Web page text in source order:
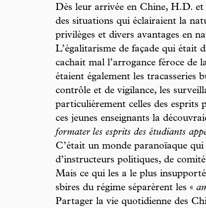
Dès leur arrivée en Chine, H.D. et
des situations qui éclairaient la
privilèges et divers avantages en
L’égalitarisme de façade qui était
cachait mal l’arrogance féroce de
étaient également les tracasseries
contrôle et de vigilance, les
particulièrement celles des esprits
ces jeunes enseignants la
formater les esprits des étudiants
C’était un monde paranoïaque
d’instructeurs politiques, de
Mais ce qui les a le plus
sbires du régime séparèrent les «
Partager la vie quotidienne des